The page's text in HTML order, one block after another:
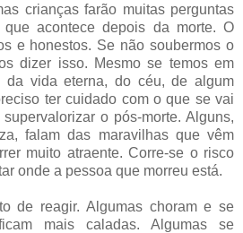
crianças farão muitas perguntas
acontece depois da morte. O
e honestos. Se não soubermos o
dizer isso. Mesmo se temos em
da vida eterna, do céu, de algum
ter cuidado com o que se vai
o pós-morte. Alguns,
falam das maravilhas que vêm
muito atraente. Corre-se o risco
onde a pessoa que morreu está.
de reagir. Algumas choram e se
mais caladas. Algumas se